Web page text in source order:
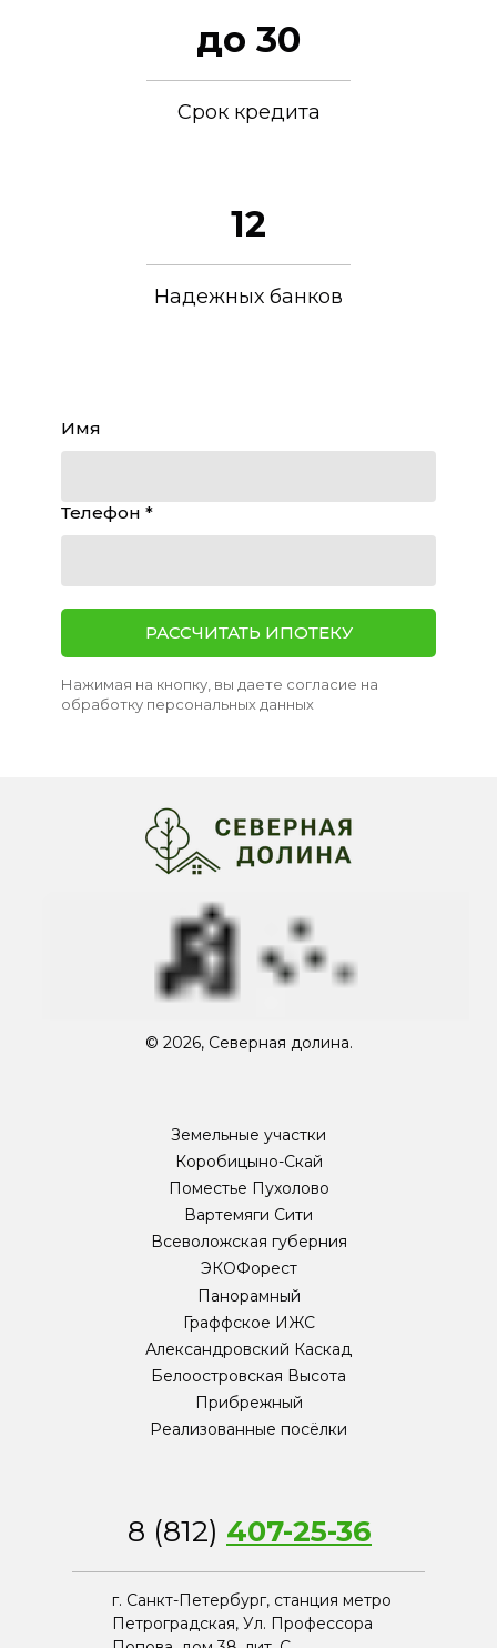
до 30
Срок кредита
12
Надежных банков
Имя
Телефон *
РАССЧИТАТЬ ИПОТЕКУ
Нажимая на кнопку, вы даете согласие на
обработку персональных данных
© 2026, Северная долина.
Земельные участки
Коробицыно-Скай
Поместье Пухолово
Вартемяги Сити
Всеволожская губерния
ЭКОФорест
Панорамный
Граффское ИЖС
Александровский Каскад
Белоостровская Высота
Прибрежный
Реализованные посёлки
8 (812) 407-25-36
г. Санкт-Петербург, станция метро
Петроградская, Ул. Профессора